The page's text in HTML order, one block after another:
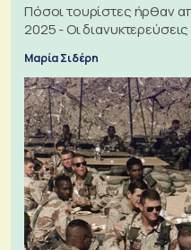
Πόσοι τουρίστες ήρθαν
2025 - Οι
Μαρία Σιδέρη